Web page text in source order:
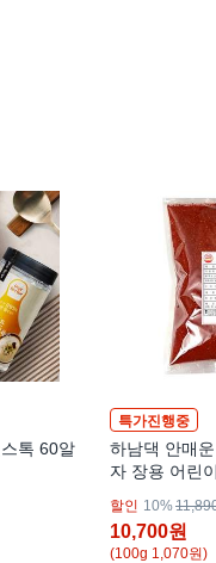
톡 60알
특가진행중
하남댁 안매
자 장용 어린
할인 10%
10,700원
(100g 1,070원)